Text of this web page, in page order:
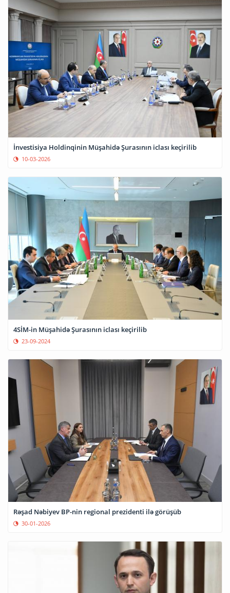
İnvestisiya Holdinqinin Müşahidə Şurasının iclası keçirilib
10-03-2026
4SİM-in Müşahidə Şurasının iclası keçirilib
23-09-2024
Rəşad Nəbiyev BP-nin regional prezidenti ilə görüşüb
30-01-2026